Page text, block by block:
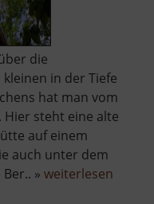
die
in der Tiefe
hat man vom
Hier steht eine alte
auf einem
auch unter dem
» weiterlesen